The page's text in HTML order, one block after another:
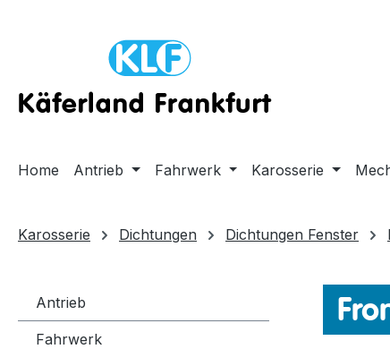
Home Antrieb Fahrwerk Karosserie
Karosserie Dichtungen Dichtungen Fenster
Antrieb
Fahrwerk